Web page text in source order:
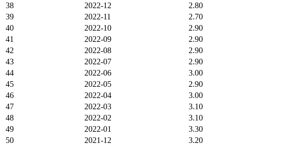
38
2022-12
2.80
39
2022-11
2.70
40
2022-10
2.90
41
2022-09
2.90
42
2022-08
2.90
43
2022-07
2.90
44
2022-06
3.00
45
2022-05
2.90
46
2022-04
3.00
47
2022-03
3.10
48
2022-02
3.10
49
2022-01
3.30
50
2021-12
3.20